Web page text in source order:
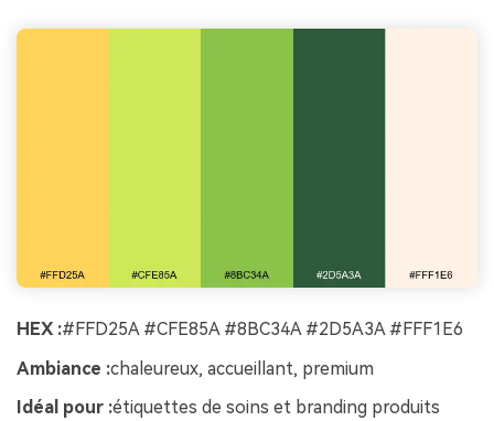
HEX :#FFD25A #CFE85A #8BC34A #2D5A3A #FFF1E6
Ambiance :chaleureux, accueillant, premium
Idéal pour :étiquettes de soins et branding produits